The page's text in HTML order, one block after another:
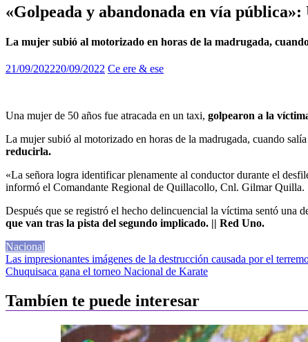
«Golpeada y abandonada en vía
La mujer subió al motorizado en horas de la madrugada,
21/09/202220/09/2022 Ce ere & ese
Una mujer de 50 años fue atracada en un taxi, golpearon a la
La mujer subió al motorizado en horas de la madrugada, cuando
reducirla.
«La señora logra identificar plenamente al conductor durante el
informó el Comandante Regional de Quillacollo, Cnl. Gilmar Quilla.
Después que se registró el hecho delincuencial la víctima sentó
que van tras la pista del segundo implicado. || Red Uno.
Nacional
Navegación
de
entradas
Las impresionantes imágenes de la destrucción causada por el
Chuquisaca gana el torneo Nacional de Karate
Tambíen te puede interesar